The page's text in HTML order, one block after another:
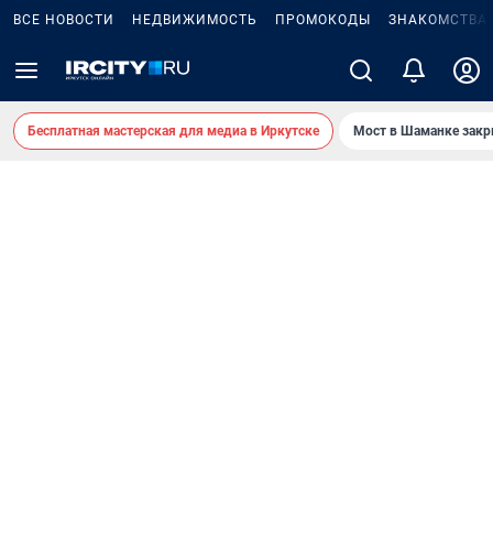
ВСЕ НОВОСТИ НЕДВИЖИМОСТЬ ПРОМОКОДЫ ЗНАКОМСТВА
Бесплатная мастерская для медиа в Иркутске Мост в Шаманке